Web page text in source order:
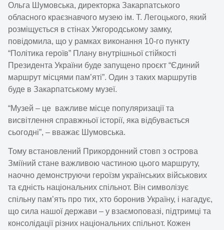
Ольга Шумовська, директорка Закарпатського
обласного краєзнавчого музею ім. Т. Легоцького, який
розміщується в стінах Ужгородському замку,
повідомила, що у рамках виконання 10-го пункту
“Політика героїв” Плану внутрішньої стійкості
Президента України буде запущено проєкт “Єдиний
маршрут місцями пам’яті”. Один з таких маршрутів
буде в Закарпатському музеї.
“Музей – це важливе місце популяризації та
висвітлення справжньої історії, яка відбувається
сьогодні”, – вважає Шумовська.
Тому встановлений Прикордонний стовп з острова
Зміїний стане важливою частиною цього маршруту,
наочно демонструючи героїзм українських військових
та єдність національних спільнот. Він символізує
спільну пам’ять про тих, хто боронив Україну, і нагадує,
що сила нашої держави – у взаємоповазі, підтримці та
консолідації різних національних спільнот. Кожен